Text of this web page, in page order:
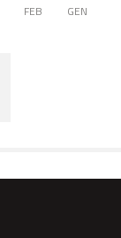
FEB GEN